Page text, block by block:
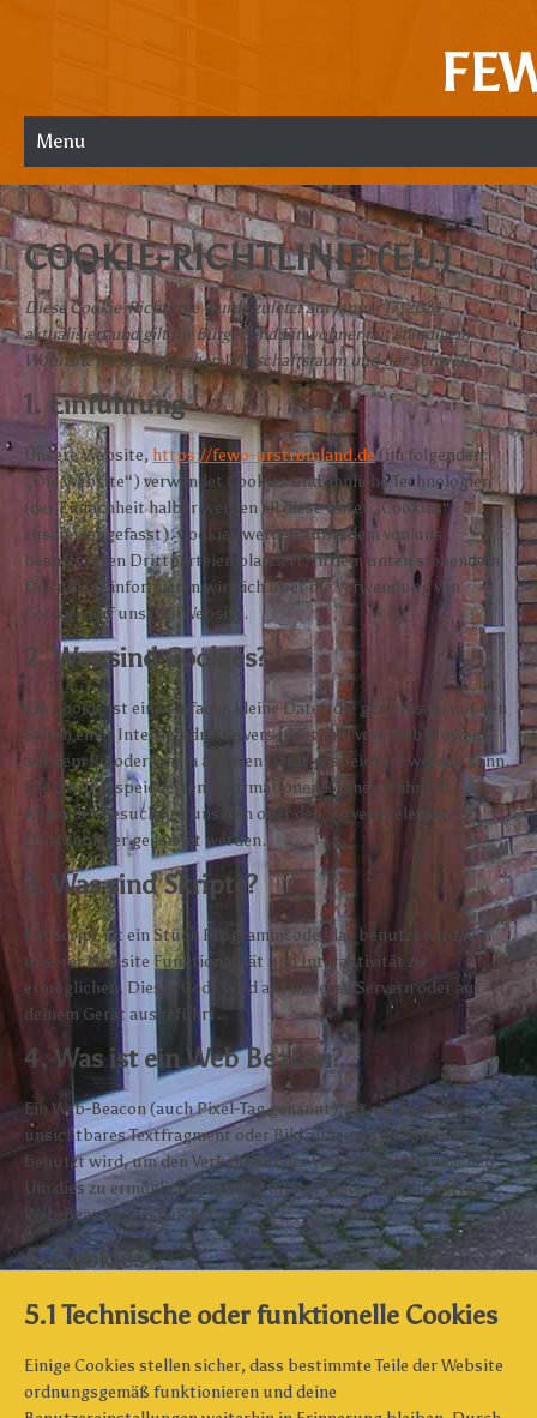
Menu
COOKIE-RICHTLINIE (EU)
Diese Cookie-Richtlinie wurde zuletzt am Januar 17, 2024
aktualisiert und gilt für Bürger und Einwohner mit ständigem
Wohnsitz im Europäischen Wirtschaftsraum und der Schweiz.
1. Einführung
Unsere Website, https://fewo-urstromland.de(im folgenden:
„Die Website“) verwendet Cookies und ähnliche Technologien
(der Einfachheit halber werden all diese unter „Cookies“
zusammengefasst). Cookies werden außerdem von uns
beauftragten Drittparteien platziert. In dem unten stehendem
Dokument informieren wir dich über die Verwendung von
Cookies auf unserer Website.
2. Was sind Cookies?
Ein Cookie ist eine einfache kleine Datei, die gemeinsam mit den
Seiten einer Internetadresse versendet und vom Webbrowser
auf dem PC oder einem anderen Gerät gespeichert werden kann.
Die darin gespeicherten Informationen können während
folgender Besuche zu unseren oder den Servern relevanter
Drittanbieter gesendet werden.
3. Was sind Skripte?
Ein Script ist ein Stück Programmcode, das benutzt wird, um
unserer Website Funktionalität und Interaktivität zu
ermöglichen. Dieser Code wird auf unseren Servern oder auf
deinem Gerät ausgeführt.
4. Was ist ein Web Beacon?
Ein Web-Beacon (auch Pixel-Tag genannt), ist ein kleines
unsichtbares Textfragment oder Bild auf einer Website, das
benutzt wird, um den Verkehr auf der Website zu überwachen.
Um dies zu ermöglichen werden diverse Daten von dir mittels
Web-Beacons gespeichert.
5. Cookies
5.1 Technische oder funktionelle Cookies
Einige Cookies stellen sicher, dass bestimmte Teile der Website
ordnungsgemäß funktionieren und deine